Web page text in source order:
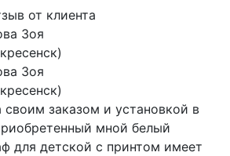
Зоя
своим заказом и установкой в
мной белый
для детской с принтом имеет